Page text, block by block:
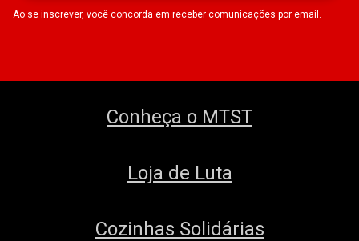
Ao se inscrever, você concorda em receber comunicações por email.
Conheça o MTST
Loja de Luta
Cozinhas Solidárias